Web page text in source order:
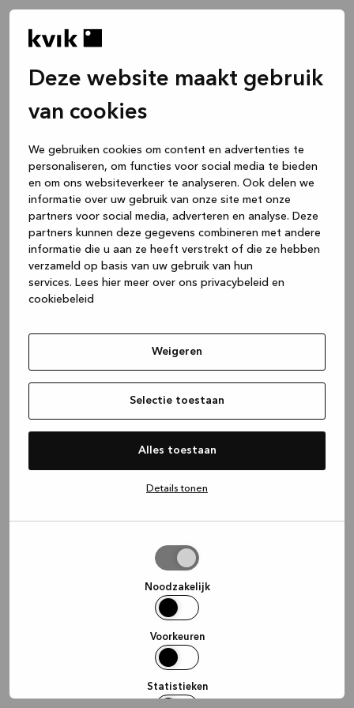
Deze website maakt gebruik
van cookies
We gebruiken cookies om content en advertenties te
personaliseren, om functies voor social media te bieden
en om ons websiteverkeer te analyseren. Ook delen we
informatie over uw gebruik van onze site met onze
partners voor social media, adverteren en analyse. Deze
partners kunnen deze gegevens combineren met andere
informatie die u aan ze heeft verstrekt of die ze hebben
verzameld op basis van uw gebruik van hun
services. Lees hier meer over ons privacybeleid en
cookiebeleid
Weigeren
Selectie toestaan
Alles toestaan
Details tonen
Noodzakelijk
Voorkeuren
Statistieken
(see the browser console for more
information).